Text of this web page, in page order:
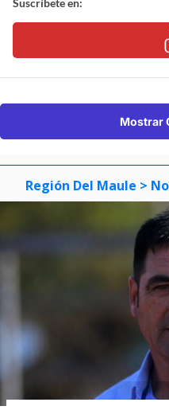
Suscríbete en:
Mostrar
Región Del Maule >